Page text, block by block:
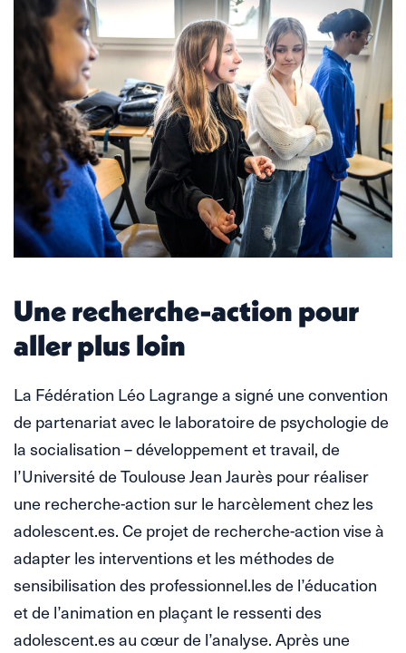
Une recherche-action pour
aller plus loin
La Fédération Léo Lagrange a signé une convention
de partenariat avec le laboratoire de psychologie de
la socialisation – développement et travail, de
l’Université de Toulouse Jean Jaurès pour réaliser
une recherche-action sur le harcèlement chez les
adolescent.es. Ce projet de recherche-action vise à
adapter les interventions et les méthodes de
sensibilisation des professionnel.les de l’éducation
et de l’animation en plaçant le ressenti des
adolescent.es au cœur de l’analyse. Après une